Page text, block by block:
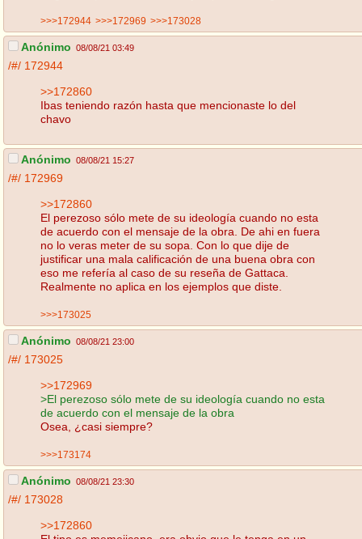
>>>172944 >>>172969 >>>173028
Anónimo 08/08/21 03:49
/#/ 172944
>>172860
Ibas teniendo razón hasta que mencionaste lo del
chavo
Anónimo 08/08/21 15:27
/#/ 172969
>>172860
El perezoso sólo mete de su ideología cuando no esta
de acuerdo con el mensaje de la obra. De ahi en fuera
no lo veras meter de su sopa. Con lo que dije de
justificar una mala calificación de una buena obra con
eso me refería al caso de su reseña de Gattaca.
Realmente no aplica en los ejemplos que diste.
>>>173025
Anónimo 08/08/21 23:00
/#/ 173025
>>172969
>El perezoso sólo mete de su ideología cuando no esta
de acuerdo con el mensaje de la obra
Osea, ¿casi siempre?
>>>173174
Anónimo 08/08/21 23:30
/#/ 173028
>>172860